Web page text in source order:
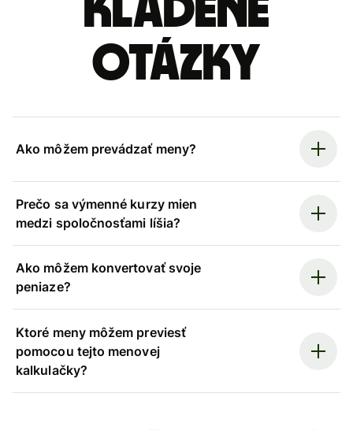
kladené
otázky
Ako môžem prevádzať meny?
Prečo sa výmenné kurzy mien
medzi spoločnosťami líšia?
Ako môžem konvertovať svoje
peniaze?
Ktoré meny môžem previesť
pomocou tejto menovej
kalkulačky?